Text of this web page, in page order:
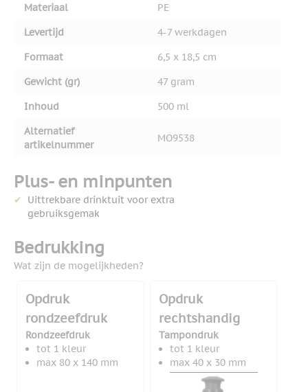
Materiaal
PE
Levertijd
4-7 werkdagen
Formaat
6,5 x 18,5 cm
Gewicht (gr)
47 gram
Inhoud
500 ml
Alternatief
artikelnummer
MO9538
Plus- en minpunten
Uittrekbare drinktuit voor extra
gebruiksgemak
Bedrukking
Wat zijn de mogelijkheden?
Opdruk
rondzeefdruk
Rondzeefdruk
tot 1 kleur
max 80 x 140 mm
Opdruk
rechtshandig
Tampondruk
tot 1 kleur
max 40 x 30 mm